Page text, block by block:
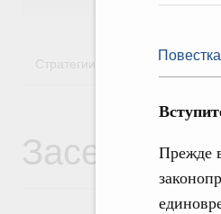
Повестка
Прежде
Стратегии
Заседания